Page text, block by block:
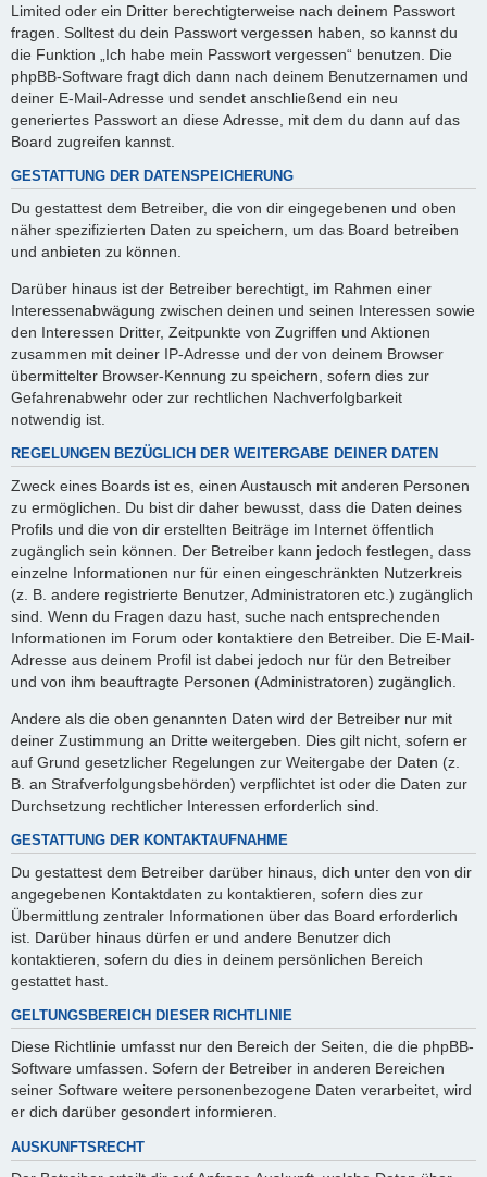
Limited oder ein Dritter berechtigterweise nach deinem Passwort
fragen. Solltest du dein Passwort vergessen haben, so kannst du
die Funktion „Ich habe mein Passwort vergessen“ benutzen. Die
phpBB-Software fragt dich dann nach deinem Benutzernamen und
deiner E-Mail-Adresse und sendet anschließend ein neu
generiertes Passwort an diese Adresse, mit dem du dann auf das
Board zugreifen kannst.
GESTATTUNG DER DATENSPEICHERUNG
Du gestattest dem Betreiber, die von dir eingegebenen und oben
näher spezifizierten Daten zu speichern, um das Board betreiben
und anbieten zu können.
Darüber hinaus ist der Betreiber berechtigt, im Rahmen einer
Interessenabwägung zwischen deinen und seinen Interessen sowie
den Interessen Dritter, Zeitpunkte von Zugriffen und Aktionen
zusammen mit deiner IP-Adresse und der von deinem Browser
übermittelter Browser-Kennung zu speichern, sofern dies zur
Gefahrenabwehr oder zur rechtlichen Nachverfolgbarkeit
notwendig ist.
REGELUNGEN BEZÜGLICH DER WEITERGABE DEINER DATEN
Zweck eines Boards ist es, einen Austausch mit anderen Personen
zu ermöglichen. Du bist dir daher bewusst, dass die Daten deines
Profils und die von dir erstellten Beiträge im Internet öffentlich
zugänglich sein können. Der Betreiber kann jedoch festlegen, dass
einzelne Informationen nur für einen eingeschränkten Nutzerkreis
(z. B. andere registrierte Benutzer, Administratoren etc.) zugänglich
sind. Wenn du Fragen dazu hast, suche nach entsprechenden
Informationen im Forum oder kontaktiere den Betreiber. Die E-Mail-
Adresse aus deinem Profil ist dabei jedoch nur für den Betreiber
und von ihm beauftragte Personen (Administratoren) zugänglich.
Andere als die oben genannten Daten wird der Betreiber nur mit
deiner Zustimmung an Dritte weitergeben. Dies gilt nicht, sofern er
auf Grund gesetzlicher Regelungen zur Weitergabe der Daten (z.
B. an Strafverfolgungsbehörden) verpflichtet ist oder die Daten zur
Durchsetzung rechtlicher Interessen erforderlich sind.
GESTATTUNG DER KONTAKTAUFNAHME
Du gestattest dem Betreiber darüber hinaus, dich unter den von dir
angegebenen Kontaktdaten zu kontaktieren, sofern dies zur
Übermittlung zentraler Informationen über das Board erforderlich
ist. Darüber hinaus dürfen er und andere Benutzer dich
kontaktieren, sofern du dies in deinem persönlichen Bereich
gestattet hast.
GELTUNGSBEREICH DIESER RICHTLINIE
Diese Richtlinie umfasst nur den Bereich der Seiten, die die phpBB-
Software umfassen. Sofern der Betreiber in anderen Bereichen
seiner Software weitere personenbezogene Daten verarbeitet, wird
er dich darüber gesondert informieren.
AUSKUNFTSRECHT